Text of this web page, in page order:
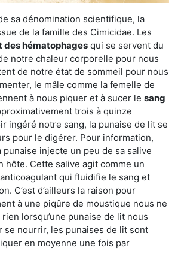
sa dénomination scientifique, la
de la famille des Cimicidae. Les
des hématophages qui se servent du
notre chaleur corporelle pour nous
de notre état de sommeil pour nous
le mâle comme la femelle de
à nous piquer et à sucer le sang
trois à quinze
ingéré notre sang, la punaise de lit se
pour le digérer. Pour information,
punaise injecte un peu de sa salive
hôte. Cette salive agit comme un
qui fluidifie le sang et
C’est d’ailleurs la raison pour
à une piqûre de moustique nous ne
lorsqu’une punaise de lit nous
se nourrir, les punaises de lit sont
en moyenne une fois par